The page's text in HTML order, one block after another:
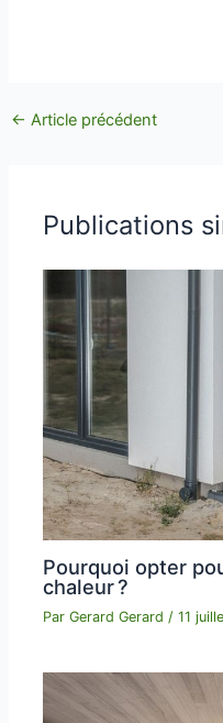
← Article précédent
Publications
Pourquoi opter
chaleur ?
ParGerard Gerard /11